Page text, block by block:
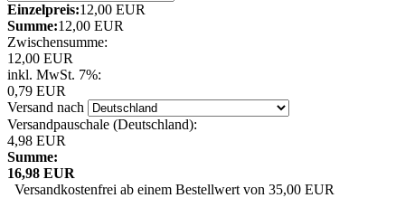
Einzelpreis:12,00 EUR
Summe:12,00 EUR
Zwischensumme:
12,00 EUR
inkl. MwSt. 7%:
0,79 EUR
Versand nach
Versandpauschale (Deutschland):
4,98 EUR
Summe:
16,98 EUR
Versandkostenfrei ab einem Bestellwert von 35,00 EUR